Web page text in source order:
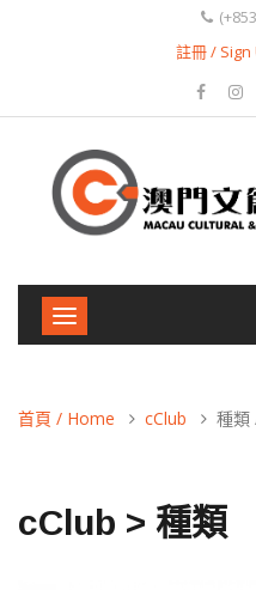
註冊 / Sign
Toggle
navigation
首頁 / Home cClub 種類
cClub > 種類